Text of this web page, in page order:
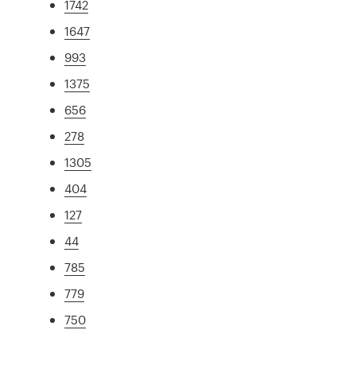
1742
1647
993
1375
656
278
1305
404
127
44
785
779
750